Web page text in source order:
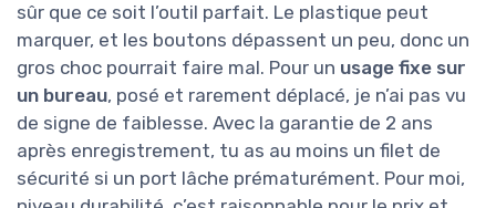
sûr que ce soit l’outil parfait. Le plastique peut
marquer, et les boutons dépassent un peu, donc un
gros choc pourrait faire mal. Pour un usage fixe sur
un bureau, posé et rarement déplacé, je n’ai pas vu
de signe de faiblesse. Avec la garantie de 2 ans
après enregistrement, tu as au moins un filet de
sécurité si un port lâche prématurément. Pour moi,